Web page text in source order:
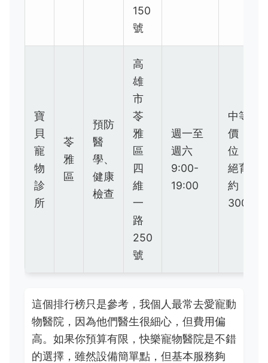
150
號
寶
貝
寵
物
診
所
苓
雅
區
預防
醫
學、
健康
檢查
高
雄
市
苓
雅
區
四
維
一
路
250
號
週一至
週六
9:00-
19:00
中等
價
位，
絕育
約
3000
這個排行榜只是參考，我個人最常去愛寵動
物醫院，因為他們醫生很細心，但費用偏
高。如果你預算有限，快樂寵物醫院是不錯
的選擇，雖然設備簡單點，但基本服務夠